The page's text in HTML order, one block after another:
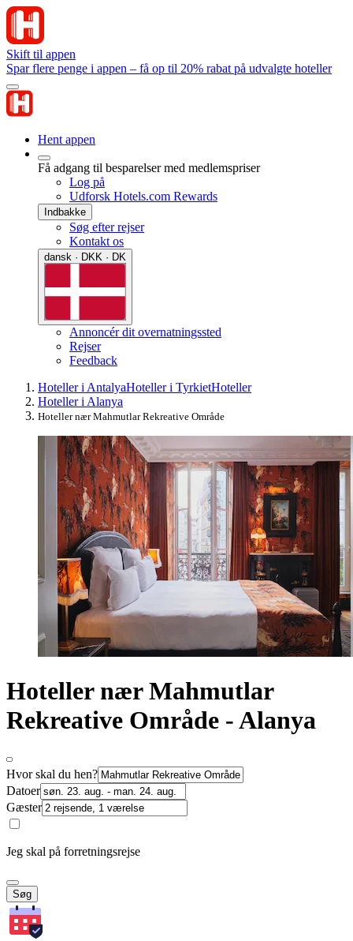
Skift til appen
Spar flere penge i appen – få op til 20% rabat på udvalgte hoteller
Hent appen
Få adgang til besparelser med medlemspriser
Log på
Udforsk Hotels.com Rewards
Indbakke
Søg efter rejser
Kontakt os
dansk · DKK · DK
Annoncér dit overnatningssted
Rejser
Feedback
Hoteller i AntalyaHoteller i TyrkietHoteller
Hoteller i Alanya
Hoteller nær Mahmutlar Rekreative Område
Hoteller nær Mahmutlar
Rekreative Område - Alanya
Hvor skal du hen?
Datoer
Gæster
Jeg skal på forretningsrejse
Søg